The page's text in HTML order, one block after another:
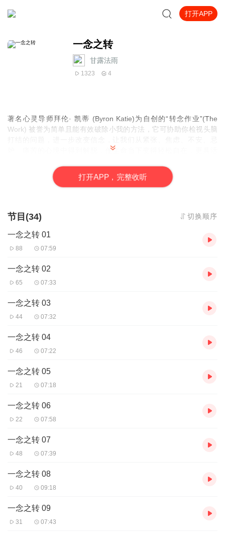
打开APP
一念之转
甘露法雨
1323 4
著名心灵导师拜伦· 凯蒂 (Byron Katie)为自创的“转念作业”(The
Work) 被誉为简单且能有效破除小我的方法，它可协助你检视头脑
妒、痛苦的心境中得到解脱，使生命当下变得轻松自在，更具活
面生活的最佳法宝。
推荐序：一念转乾坤若水
译者序：四句问话，活出自在的人生周玲莹
如何阅读本书
1 一些基本原则
3 参与对话
个案：我要儿子跟我说话
我先生有外遇
婴儿不该哭闹
我需要家人的肯定
6 转念作业：工作和金钱
个案：他很不称职！
对美国企业界愤怒
7 转念作业：自我批判
8 跟小孩一起做“转念作业”
我必须作“决定”
10 转念作业：任何想法或境遇
11 转念作业：身体和上瘾
我女儿上瘾了
12 与“最糟境遇”为友
炸弹正落下来
妈妈未阻止“那件事”发生
打开APP，完整收听
节目(34) 切换顺序
一念之转 01
88 07:59
一念之转 02
65 07:33
一念之转 03
44 07:32
一念之转 04
46 07:22
一念之转 05
21 07:18
一念之转 06
22 07:58
一念之转 07
48 07:39
一念之转 08
40 09:18
一念之转 09
31 07:43